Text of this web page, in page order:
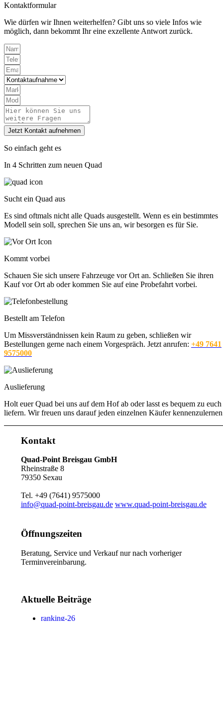
Kontaktformular
Wie dürfen wir Ihnen weiterhelfen? Gibt uns so viele Infos wie
möglich, dann bekommt Ihr eine exzellente Antwort zurück.
Jetzt Kontakt aufnehmen
So einfach geht es
In 4 Schritten zum neuen Quad
Sucht ein Quad aus
Es sind oftmals nicht alle Quads ausgestellt. Wenn es ein bestimmtes
Modell sein soll, sprechen Sie uns an, wir besorgen es für Sie.
Kommt vorbei
Schauen Sie sich unsere Fahrzeuge vor Ort an. Schließen Sie ihren
Kauf vor Ort ab oder kommen Sie auf eine Probefahrt vorbei.
Bestellt am Telefon
Um Missverständnissen kein Raum zu geben, schließen wir
Bestellungen gerne nach einem Vorgespräch. Jetzt anrufen: +49 7641
9575000
Auslieferung
Holt euer Quad bei uns auf dem Hof ab oder lasst es bequem zu euch
liefern. Wir freuen uns darauf jeden einzelnen Käufer kennenzulernen
Kontakt
Quad-Point Breisgau GmbH
Rheinstraße 8
79350 Sexau
Tel. +49 (7641) 9575000
info@quad-point-breisgau.de www.quad-point-breisgau.de
Öffnungszeiten
Beratung, Service und Verkauf nur nach vorheriger
Terminvereinbarung.
Aktuelle Beiträge
ranking-26